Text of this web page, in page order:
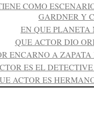
COMO
GARDNER Y
EN QUE PLANETA
QUE ACTOR DIO
ENCARNO A
ES EL
ACTOR ES